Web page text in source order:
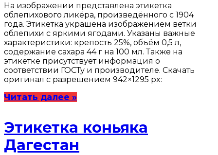
На изображении представлена этикетка
облепихового ликёра, произведённого с 1904
года. Этикетка украшена изображением ветки
облепихи с яркими ягодами. Указаны важные
характеристики: крепость 25%, объём 0,5 л,
содержание сахара 44 г на 100 мл. Также на
этикетке присутствует информация о
соответствии ГОСТу и производителе. Скачать
оригинал с разрешением 942×1295 px:
Читать далее »
Этикетка коньяка
Дагестан